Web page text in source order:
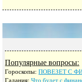
Популярные вопросы:
Гороскопы:ПОВЕЗЕТ С
Гадания:Что будет с